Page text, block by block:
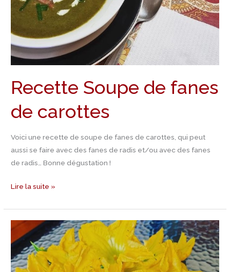
Recette Soupe de fanes
de carottes
Voici une recette de soupe de fanes de carottes, qui peut
aussi se faire avec des fanes de radis et/ou avec des fanes
de radis… Bonne dégustation !
Lire la suite »
Recette
Beignets
fleurs